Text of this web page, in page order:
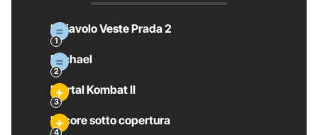
Il Diavolo Veste Prada 2
Michael
Mortal Kombat II
Pecore sotto copertura